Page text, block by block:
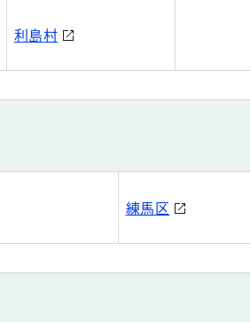
利島村
練馬区